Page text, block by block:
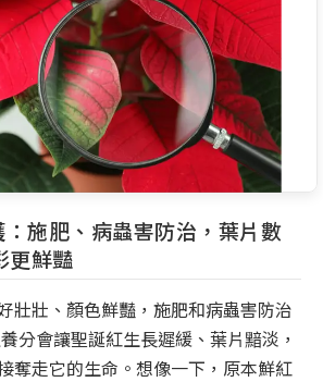
施肥、病蟲害防治，葉片數
更鮮豔
壯壯、顏色鮮豔，施肥和病蟲害防治
分會讓聖誕紅生長遲緩、葉片黯淡，
奪走它的生命。想像一下，原本鮮紅